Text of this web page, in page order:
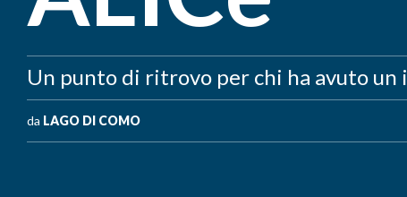
Un punto di ritrovo per chi ha avuto un
da LAGO DI COMO